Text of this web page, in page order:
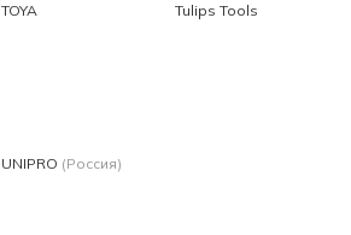
TOYA
Tulips Tools
UNIPRO (Россия)